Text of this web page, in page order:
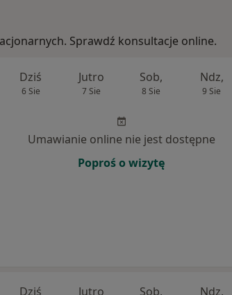
Sprawdź konsultacje online.
Dziś
6 Sie
Jutro
7 Sie
Sob,
8 Sie
Ndz,
9 Sie
Umawianie online nie jest dostępne
Poproś o wizytę
Dziś Jutro Sob, Ndz,